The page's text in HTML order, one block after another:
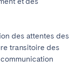
des attentes des
transitoire des